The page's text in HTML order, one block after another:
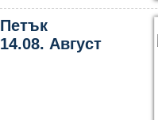
Петък
14.08. Август